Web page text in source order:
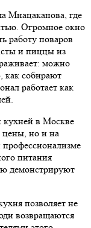
Мнацаканова, где
Огромное окно
работу поваров
и пиццы из
можно
как собирают
работает как
кухней в Москве
цены, но и на
питания
демонстрируют
позволяет не
возвращаются